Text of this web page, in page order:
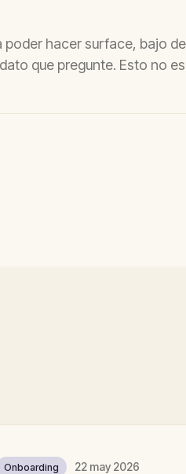
hacer surface, bajo
que pregunte. Esto no
Onboarding 22 may 2026